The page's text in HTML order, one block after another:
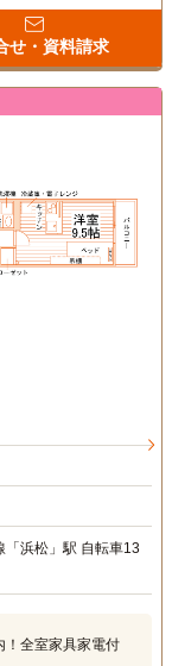
せ・資料請求
浜松」駅 自転車13
！全室家具家電付